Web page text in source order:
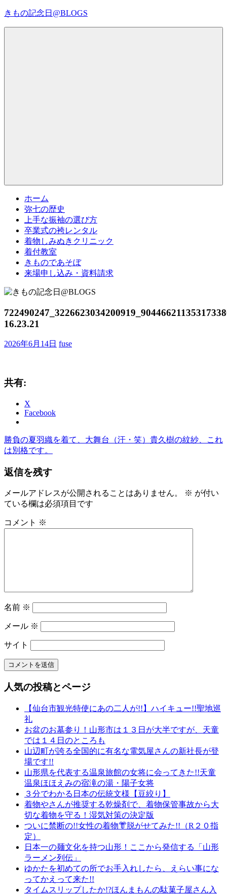
コ
きもの記念日@BLOGS
す。
ホーム
弥七の歴史
上手な振袖の選び方
卒業式の袴レンタル
着物しみぬきクリニック
着付教室
きものであそぼ
来場申し込み・資料請求
16.23.21
2026年6月14日 fuse
共有:
X
Facebook
投
稿
ナ
ビ
ゲ
ー
前
の
事:
勝負の夏羽織を着て、大舞台（汗・笑）貴久樹の紋紗、これ
は別格です。
返信を残す
メールアドレスが公開されることはありません。 ※ が付い
ている欄は必須項目です
コメント ※
名前 ※
メール ※
サイト
人気の投稿とページ
【仙台市観光特使にあの二人が!!】ハイキュー!!聖地巡
礼
お盆のお墓参り！山形市は１３日が大半ですが、天童
では１４日のところも
山辺町が誇る全国的に有名な電気屋さんの新社長が登
場です!!
山形県を代表する温泉旅館の女将に会ってきた!!天童
温泉ほほえみの宿滝の湯・陽子女将
３分でわかる日本の伝統文様【豆絞り】
着物やさんが推奨する乾燥剤で、着物保管事故から大
切な着物を守る！湿気対策の決定版
ついに禁断の!!女性の着物👘脱がせてみた!!（R２０指
定）
日本一の麺文化を持つ山形！ここから発信する「山形
ラーメン列伝」
ゆかたを初めての所でお手入れしたら、えらい事にな
ってかえって来た!!
タイムスリップしたか!?ほんまもんの駄菓子屋さん入